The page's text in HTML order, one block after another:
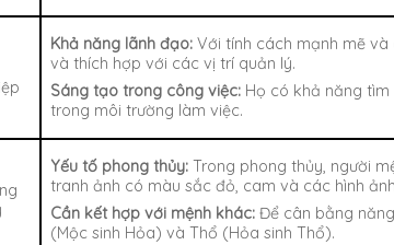
Khả năng lãnh đạo:Với tính cách mạnh mẽ và
và thích hợp với các vị trí quản lý.
Sáng tạo trong công việc:Họ có khả năng tìm
trong môi trường làm việc.
Yếu tố phong thủy:Trong phong thủy, người
tranh ảnh có màu sắc đỏ, cam và các hình
Cần kết hợp với mệnh khác:Để cân bằng năng
(Mộc sinh Hỏa) và Thổ (Hỏa sinh Thổ).